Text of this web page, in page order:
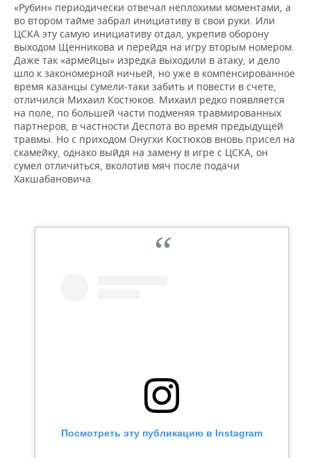
«Рубин» периодически отвечал неплохими моментами, а
во втором тайме забрал инициативу в свои руки. Или
ЦСКА эту самую инициативу отдал, укрепив оборону
выходом Щенникова и перейдя на игру вторым номером.
Даже так «армейцы» изредка выходили в атаку, и дело
шло к закономерной ничьей, но уже в компенсированное
время казанцы сумели-таки забить и повести в счете,
отличился Михаил Костюков. Михаил редко появляется
на поле, по большей части подменяя травмированных
партнеров, в частности Деспота во время предыдущей
травмы. Но с приходом Онугхи Костюков вновь присел на
скамейку, однако выйдя на замену в игре с ЦСКА, он
сумел отличиться, вколотив мяч после подачи
Хакшабановича.
Посмотреть эту публикацию в Instagram